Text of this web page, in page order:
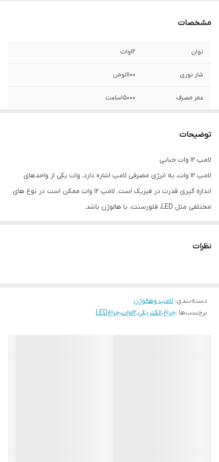
مشخصات
توان 12وات
شار نوری 1100لومن
عمر مصرف 15000ساعت
توضیحات
لامپ 12 وات حبابی
لامپ 12 وات، به انرژی مصرفی لامپ اشاره دارد. وات یکی از واحدهای
اندازه گیری قدرت در فیزیک است. لامپ 12 وات ممکن است در نوع های
مختلفی مثل LED، فلورسنت، یا هالوژن باشد.
بازدهی نوری (تعداد لومن تولید شده در هر وات مصرفی) می تواند
تولید کنند و لامپ های هالوژن 12 وات حدود 200 لومن را تولید می کنند.
یادتان باشد که این ارقام تقریبی هستند و ممکن است بسته به برند و
نظرات
دسته‌بندی: لامپ وهالوژن
برچسب‌ها :چراغ،الکتریکی،12وات ،چراغLED